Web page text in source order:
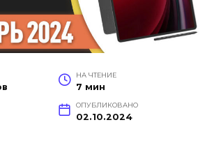
НА ЧТЕНИЕ
7 мин
ОПУБЛИКОВАНО
02.10.2024